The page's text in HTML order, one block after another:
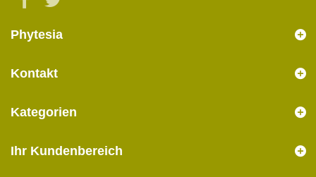
Phytesia
Kontakt
Kategorien
Ihr Kundenbereich